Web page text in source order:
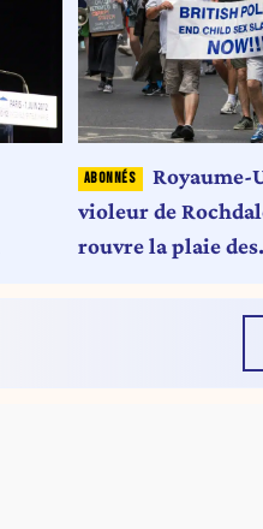
Royaume-
violeur de
rouvre la plaie des